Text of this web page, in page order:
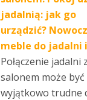
jadalnią: jak go
urządzić?
meble do jadalni
Połączenie jadalni z
salonem może być
wyjątkowo trudne